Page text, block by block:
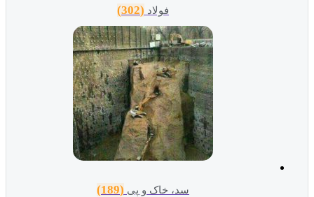
فولاد (302)
سد، خاک و پی (189)